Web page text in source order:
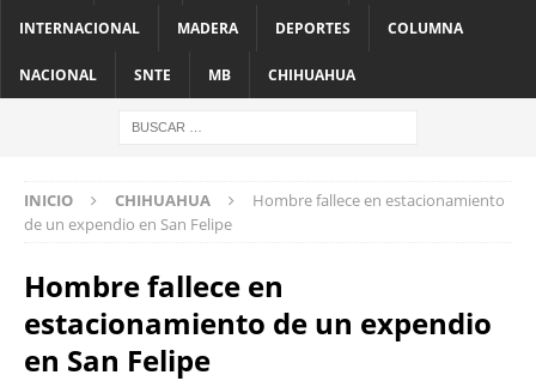
INTERNACIONAL MADERA DEPORTES COLUMNA
NACIONAL SNTE MB CHIHUAHUA
INICIO CHIHUAHUA
Hombre fallece en estacionamiento
de un expendio en San Felipe
Hombre fallece en
estacionamiento de un expendio
en San Felipe